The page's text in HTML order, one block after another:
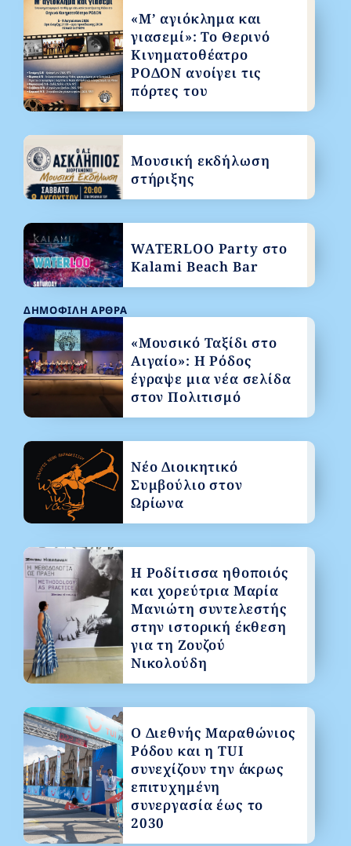
ΔΗΜΟΦΙΛΉ ΆΡΘΡΑ
«Μουσικό Ταξίδι στο
Αιγαίο»: Η Ρόδος
έγραψε μια νέα σελίδα
στον Πολιτισμό
Νέο Διοικητικό
Συμβούλιο στον
Ωρίωνα
Η Ροδίτισσα ηθοποιός
και χορεύτρια Μαρία
Μανιώτη συντελεστής
στην ιστορική έκθεση
για τη Ζουζού
Νικολούδη
Ο Διεθνής Μαραθώνιος
Ρόδου και η TUI
συνεχίζουν την άκρως
επιτυχημένη
συνεργασία έως το
2030
«Μ’ αγιόκλημα και
γιασεμί»: Το Θερινό
Κινηματοθέατρο
ΡΟΔΟΝ ανοίγει τις
πόρτες του
Μουσική εκδήλωση
στήριξης
WATERLOO Party στο
Kalami Beach Bar